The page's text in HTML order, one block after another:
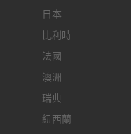
日本
比利時
法國
澳洲
瑞典
紐西蘭